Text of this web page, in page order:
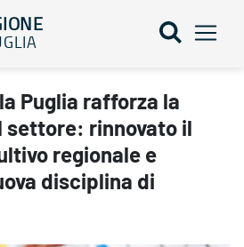
la governance del settore:
Puglia rafforza la
settore: rinnovato il
regionale e
disciplina di